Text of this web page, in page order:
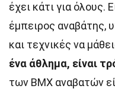
έχει κάτι για όλους.
έμπειρος αναβάτης,
και τεχνικές να
ένα άθλημα, είναι
των BMX αναβατών